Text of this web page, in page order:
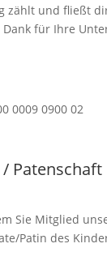
zählt und fließt
Dank für Ihre
0009 0900 02
Patenschaft
Sie Mitglied
Patin des